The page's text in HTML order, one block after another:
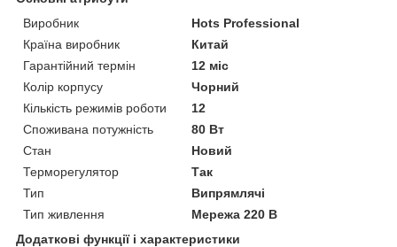
Виробник
Hots Professional
Країна виробник
Китай
Гарантійний термін
12 міс
Колір корпусу
Чорний
Кількість режимів роботи
12
Споживана потужність
80 Вт
Стан
Новий
Терморегулятор
Так
Тип
Випрямлячі
Тип живлення
Мережа 220 В
Додаткові функції і характеристики